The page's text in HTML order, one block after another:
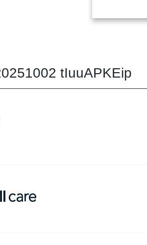
tIuuAPKEip